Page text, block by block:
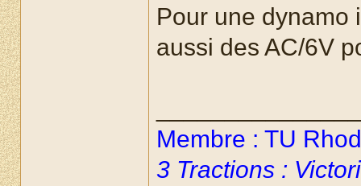
Pour une dynamo
aussi des AC/6V
Membre : TU
3 Tractions :